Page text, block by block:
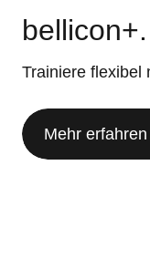
bellicon+.
Trainiere flexibel
Mehr erfahren